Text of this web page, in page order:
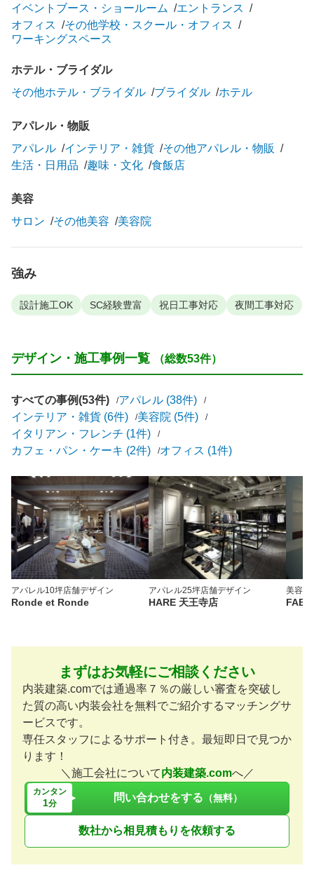
イベントブース・ショールーム
エントランス
オフィス
その他学校・スクール・オフィス
ワーキングスペース
ホテル・ブライダル
その他ホテル・ブライダル
ブライダル ホテル
アパレル・物販
アパレル
インテリア・雑貨
その他アパレル・物販
生活・日用品
趣味・文化 食飯店
美容
サロン
その他美容 美容院
強み
設計施工OK SC経験豊富 祝日工事対応 夜間工事対応
デザイン・施工事例一覧 （総数53件）
すべての事例(53件)
アパレル (38件)
インテリア・雑貨 (6件)
美容院 (5件)
イタリアン・フレンチ (1件)
カフェ・パン・ケーキ (2件)
オフィス (1件)
アパレル10坪店舗デザイン
Ronde et Ronde
アパレル25坪店舗デザイン
HARE 天王寺店
美容院
まずはお気軽にご相談ください
内装建築.comでは通過率７％の厳しい審査を突破し
た質の高い内装会社を無料でご紹介するマッチングサ
ービスです。
専任スタッフによるサポート付き。最短即日で見つか
ります！
＼施工会社について内装建築.comへ／
カンタン
1分 問い合わせをする （無料）
数社から相見積もりを依頼する